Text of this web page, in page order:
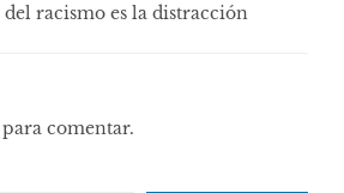
racismo es la distracción
comentar.